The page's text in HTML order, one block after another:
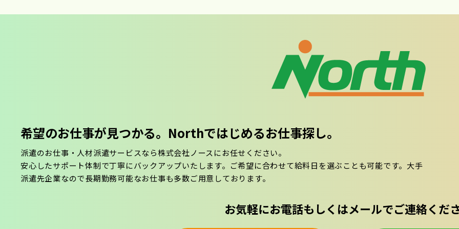
希望のお仕事が見つかる。 Northではじめるお仕事探し。
派遣のお仕事・人材派遣サービスなら株式会社ノースにお任せください。
安心したサポート体制で丁寧にバックアップいたします。ご希望に合わせて給料日を選ぶことも可能です。大手
派遣先企業なので長期勤務可能なお仕事も多数ご用意しております。
お気軽にお電話もしくはメールでご連絡くだ